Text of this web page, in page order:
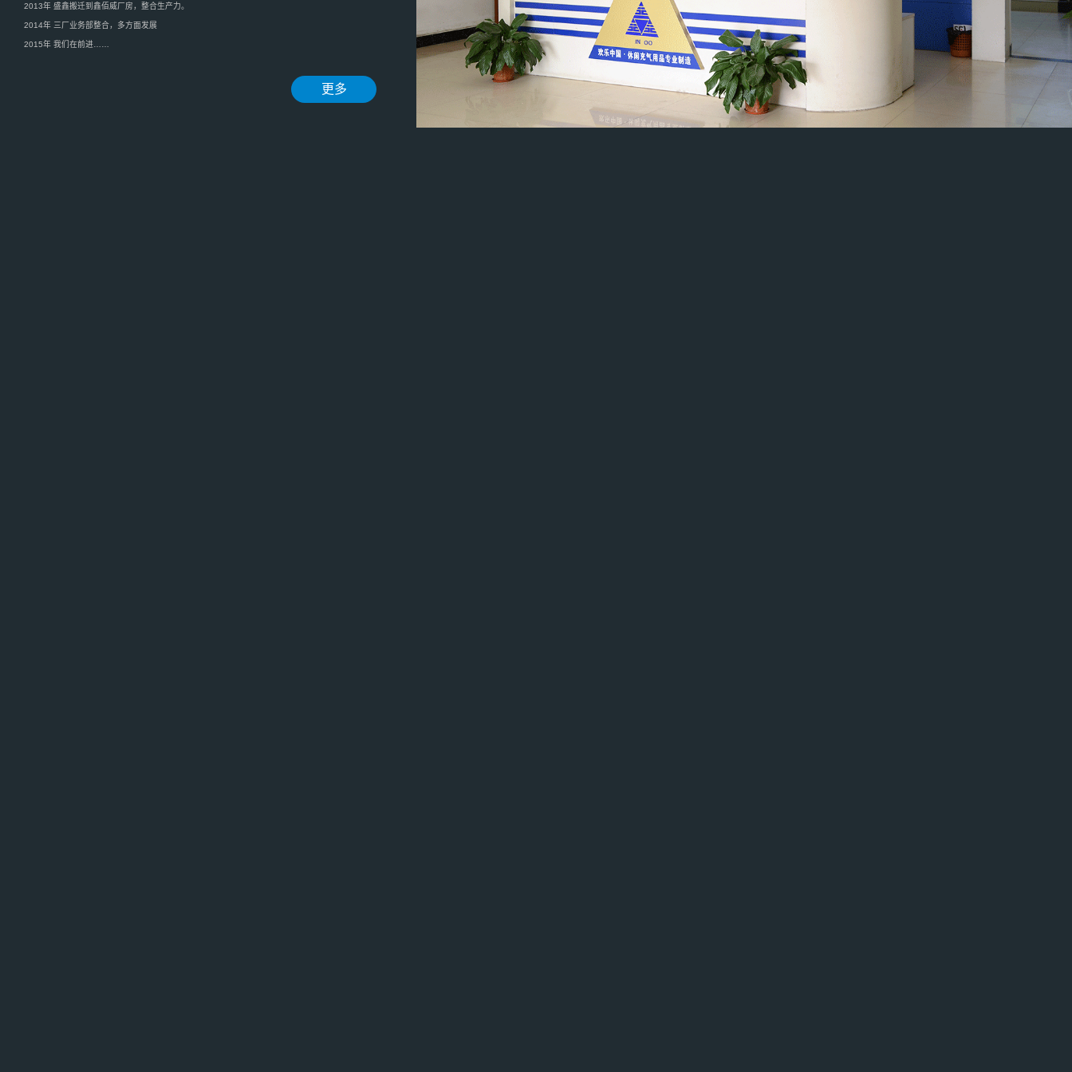
2013年 盛鑫搬迁到鑫佰威厂房，整合生产力。
2014年 三厂业务部整合，多方面发展
2015年 我们在前进……
更多